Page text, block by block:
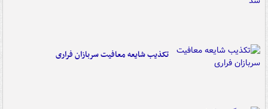
تکذیب شایعه معافیت سربازان فراری